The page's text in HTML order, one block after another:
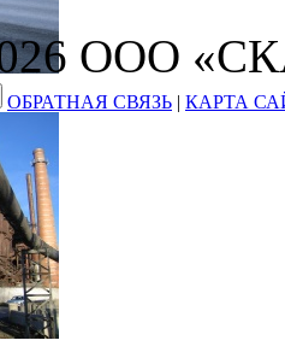
ООО
ОБРАТНАЯ СВЯЗЬ | КАРТА